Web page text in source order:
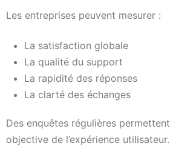
Les entreprises peuvent mesurer :
La satisfaction globale
La qualité du support
La rapidité des réponses
La clarté des échanges
Des enquêtes régulières permettent
objective de l’expérience utilisateur.